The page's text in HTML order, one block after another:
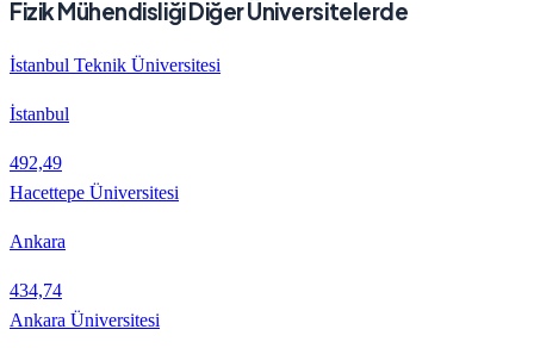
Fizik Mühendisliği Diğer Üniversitelerde
İstanbul Teknik Üniversitesi
İstanbul
492,49
Hacettepe Üniversitesi
Ankara
434,74
Ankara Üniversitesi